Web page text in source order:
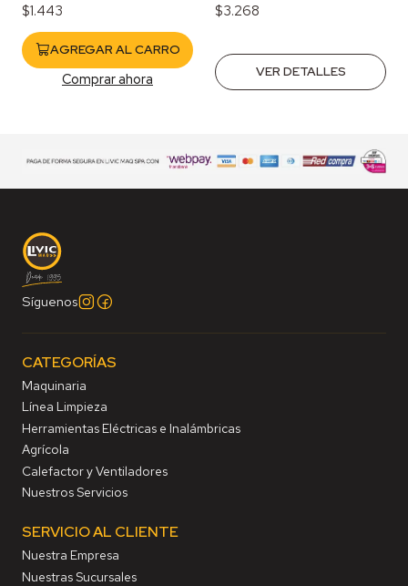
$1.443
AGREGAR AL CARRO
Comprar ahora
$3.268
VER DETALLES
Síguenos
CATEGORÍAS
Maquinaria
Línea Limpieza
Herramientas Eléctricas e Inalámbricas
Agrícola
Calefactor y Ventiladores
Nuestros Servicios
SERVICIO AL CLIENTE
Nuestra Empresa
Nuestras Sucursales